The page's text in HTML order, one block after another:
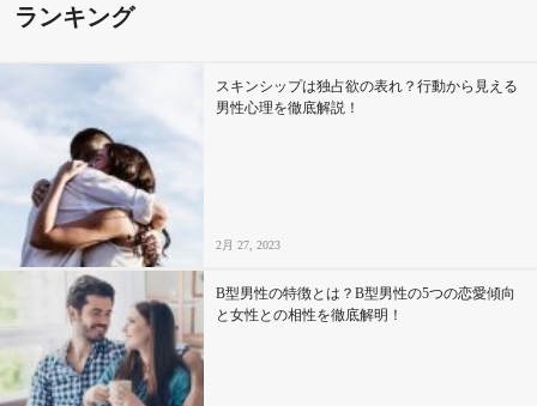
ランキング
スキンシップは独占欲の表れ？行動から見える
男性心理を徹底解説！
2月 27, 2023
B型男性の特徴とは？B型男性の5つの恋愛傾向
と女性との相性を徹底解明！